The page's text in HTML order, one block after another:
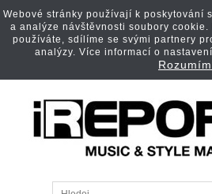
Webové stránky používají k poskytování
a analýze návštěvnosti soubory
používáte, sdílíme se svými partnery
analýzy. Více informací o
Rozumím